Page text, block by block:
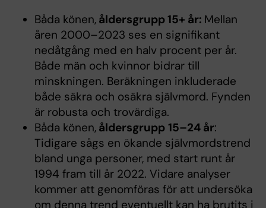
Båda könen,åldersgrupp 15+ år: Mellan
åren 2000–2023 ses en signifikant
nedåtgång med en halv procent per år.
Både män och kvinnor bidrar till
minskningen. Beräkningen inkluderade
både säkra och osäkra självmord. Fynden
är robusta och trovärdiga.
Båda könen,åldersgrupp 15–24 år:
Tidigare sågs en ökande självmordstrend
bland unga personer, med start runt år
1994 fram till år 2022. Vidare analyser
kommer att genomföras för att undersöka
om denna trend eventuellt kan ha brutits i